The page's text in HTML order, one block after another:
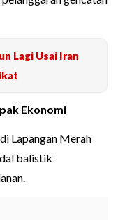
Lagi Usai Iran
Ekonomi
Lapangan Merah
balistik